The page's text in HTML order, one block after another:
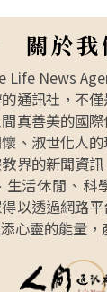
關於我
Life News
通訊社，不
真善美的國
、淑世化人
界的新聞資
生活休閒、科
以透過網路
心靈的能量，